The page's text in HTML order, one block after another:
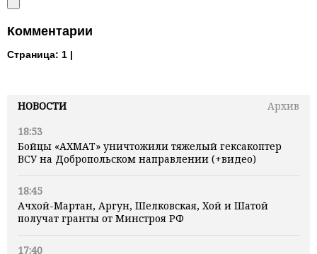
НОВОСТИ
Архив
18:53
Бойцы «АХМАТ» уничтожили тяжелый гексакоптер
ВСУ на Добропольском направлении (+видео)
18:45
Ачхой-Мартан, Аргун, Шелковская, Хой и Шатой
получат гранты от Минстроя РФ
17:40
Комментарии
Страница: 1 |